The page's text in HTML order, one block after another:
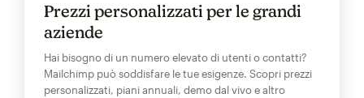
Prezzi personalizzati per le grandi
aziende
Hai bisogno di un numero elevato di utenti o contatti?
Mailchimp può soddisfare le tue esigenze. Scopri prezzi
personalizzati, piani annuali, demo dal vivo e altro